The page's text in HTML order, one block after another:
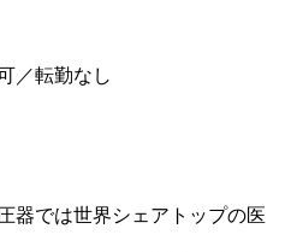
／転勤なし
器では世界シェアトップの医